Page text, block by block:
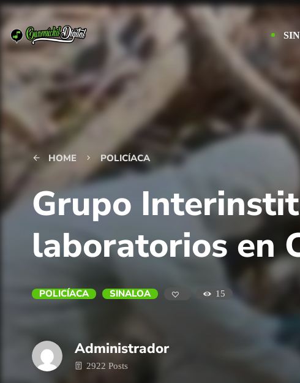
arrow_back HOME keyboard_arrow_right POLICÍACA
Grupo
laboratorios en
POLICÍACA SINALOA 15
Administrador
2922 Posts